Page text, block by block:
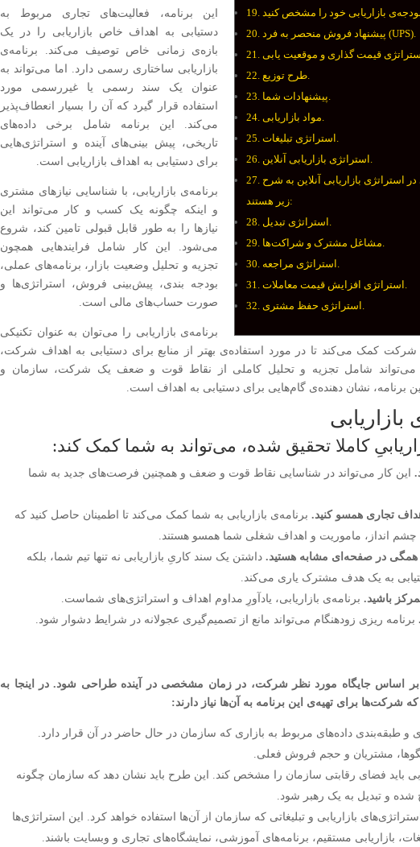
پیشنهاد فروش منحصر به فرد (UPS).
طرح توزیع.
استراتژی بازاریابی آنلاین به شرح
زیر هستند:
این برنامه، فعالیت‌های تجاری مربوط به
دستیابی به اهداف خاص بازاریابی را در یک
بازه‌ی زمانی خاص توصیف می‌کند. برنامه‌ی
بازاریابی ساختاری رسمی دارد. اما می‌تواند به
عنوان یک سند رسمی یا غیررسمی مورد
استفاده قرار گیرد که آن را بسیار انعطاف‌پذیر
می‌کند. این برنامه شامل برخی داده‌های
تاریخی، پیش بینی‌های آینده و استراتژی‌هایی
برای دستیابی به اهداف بازاریابی است.
برنامه‌ی بازاریابی، با شناسایی نیازهای مشتری
و اینکه چگونه یک کسب و کار می‌تواند این
نیازها را به طور قابل قبولی تامین کند، شروع
می‌شود. این کار شامل فرایندهایی همچون
تجزیه و تحلیل وضعیت بازار، برنامه‌های عملی،
بودجه بندی، پیش‌بینی فروش، استراتژی‌ها و
صورت حساب‌های مالی است.
برنامه‌ی بازاریابی را می‌توان به عنوان تکنیکی
کمک می‌کند تا در مورد استفاده‌ی بهتر از منابع برای دستیابی به اهداف شرکت،
می‌تواند شامل تجزیه و تحلیل کاملی از نقاط قوت و ضعف یک شرکت، سازمان و
برنامه، نشان دهنده‌ی گام‌هایی برای دستیابی به اهداف است.
بازاریابی
کاملا تحقیق شده، می‌تواند به شما کمک کند:
این کار می‌تواند در شناسایی نقاط قوت و ضعف و همچنین فرصت‌های جدید به شما
تجاری همسو کنید. برنامه‌ی بازاریابی به شما کمک می‌کند تا اطمینان حاصل کنید که
چشم انداز، ماموریت و اهداف شغلی شما همسو هستند.
همگی در صفحه‌ای مشابه هستید. داشتن یک سند کاریِ بازاریابی نه تنها تیم شما، بلکه
به یک هدف مشترک یاری می‌کند.
باشید. برنامه‌ی بازاریابی، یادآورِ مداوم اهداف و استراتژی‌های شماست.
برنامه ریزی زودهنگام می‌تواند مانع از تصمیم‌گیری عجولانه در شرایط دشوار شود.
بر اساس جایگاه مورد نظر شرکت، در زمان مشخصی در آینده طراحی شود. در اینجا به
شرکت‌ها برای تهیه‌ی این برنامه به آن‌ها نیاز دارند:
و طبقه‌بندی داده‌های مربوط به بازاری که سازمان در حال حاضر در آن قرار دارد.
مشتریان و حجم فروش فعلی.
باید فضای رقابتی سازمان را مشخص کند. این طرح باید نشان دهد که سازمان چگونه
شده و تبدیل به یک رهبر شود.
بازاریابی و تبلیغاتی که سازمان از آن‌ها استفاده خواهد کرد. این استراتژی‌ها
بازاریابی مستقیم، برنامه‌های آموزشی، نمایشگاه‌های تجاری و وبسایت باشند.